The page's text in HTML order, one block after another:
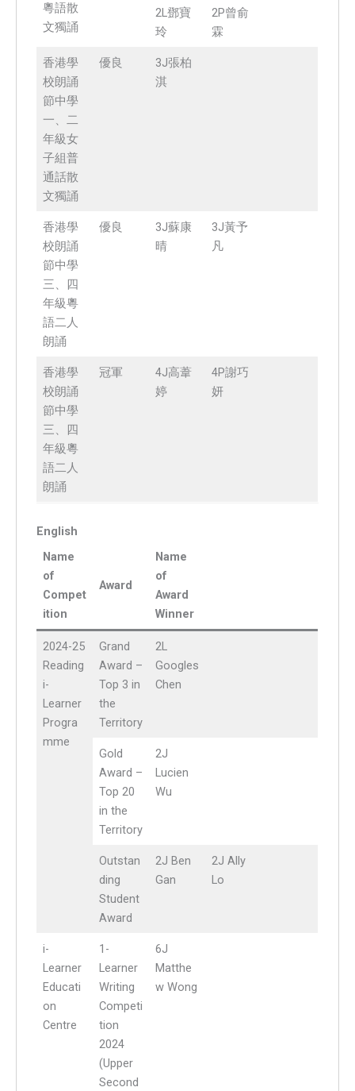
粵語散
文獨誦
2L鄧寶
玲
2P曾俞
霖
香港學
校朗誦
節中學
一、二
年級女
子組普
通話散
文獨誦
優良
3J張柏
淇
香港學
校朗誦
節中學
三、四
年級粵
語二人
朗誦
優良
3J蘇康
晴
3J黃予
凡
香港學
校朗誦
節中學
三、四
年級粵
語二人
朗誦
冠軍
4J高葦
婷
4P謝巧
妍
English
Name
of
Compet
ition
Award
Name
of
Award
Winner
2024-25
Reading
i-
Learner
Progra
mme
Grand
Award –
Top 3 in
the
Territory
2L
Googles
Chen
Gold
Award –
Top 20
in the
Territory
2J
Lucien
Wu
Outstan
ding
Student
Award
2J Ben
Gan
2J Ally
Lo
i-
Learner
Educati
on
Centre
1-
Learner
Writing
Competi
tion
2024
(Upper
Second
6J
Matthe
w Wong